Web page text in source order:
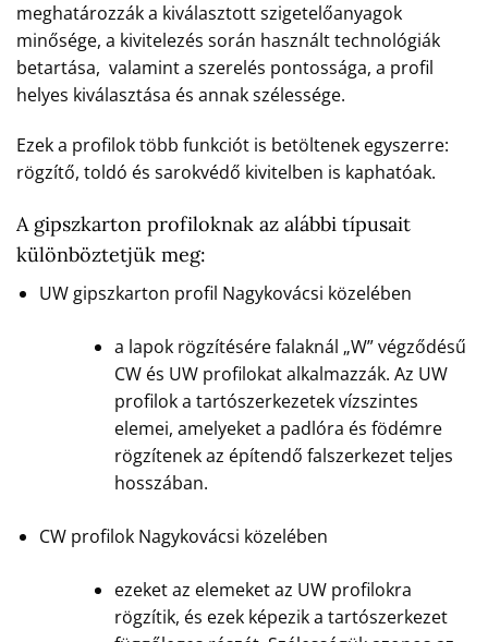
meghatározzák a kiválasztott szigetelőanyagok
minősége, a kivitelezés során használt technológiák
betartása, valamint a szerelés pontossága, a profil
helyes kiválasztása és annak szélessége.
Ezek a profilok több funkciót is betöltenek egyszerre:
rögzítő, toldó és sarokvédő kivitelben is kaphatóak.
A gipszkarton profiloknak az alábbi típusait
különböztetjük meg:
UW gipszkarton profil Nagykovácsi közelében
a lapok rögzítésére falaknál „W” végződésű
CW és UW profilokat alkalmazzák. Az UW
profilok a tartószerkezetek vízszintes
elemei, amelyeket a padlóra és födémre
rögzítenek az építendő falszerkezet teljes
hosszában.
CW profilok Nagykovácsi közelében
ezeket az elemeket az UW profilokra
rögzítik, és ezek képezik a tartószerkezet